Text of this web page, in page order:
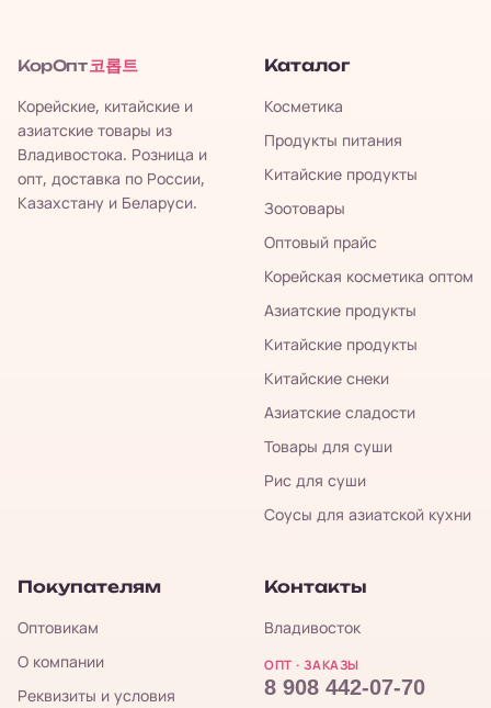
КорОпт 코롭트
Корейские, китайские и
азиатские товары из
Владивостока. Розница и
опт, доставка по России,
Казахстану и Беларуси.
Каталог
Косметика
Продукты питания
Китайские продукты
Зоотовары
Оптовый прайс
Корейская косметика оптом
Азиатские продукты
Китайские продукты
Китайские снеки
Азиатские сладости
Товары для суши
Рис для суши
Соусы для азиатской кухни
Покупателям
Оптовикам
О компании
Реквизиты и условия
Контакты
Владивосток
ОПТ · ЗАКАЗЫ
8 908 442-07-70